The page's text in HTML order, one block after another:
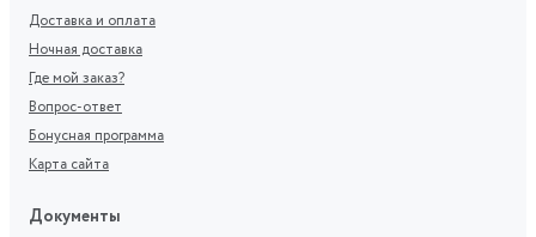
Доставка и оплата
Ночная доставка
Где мой заказ?
Вопрос-ответ
Бонусная программа
Карта сайта
Документы